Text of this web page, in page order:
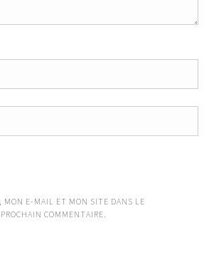
MON E-MAIL ET MON SITE DANS LE
COMMENTAIRE.